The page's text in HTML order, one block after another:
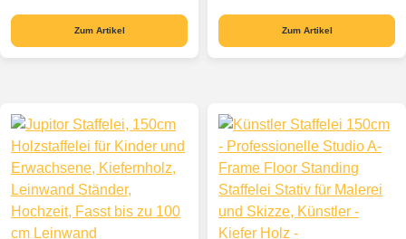
Zum Artikel
Pinsel
Zum Artikel